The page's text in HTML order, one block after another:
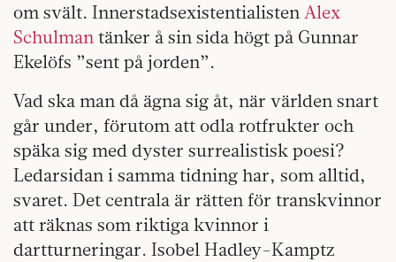
om svält. InnerstadsexistentialistenAlex
Schulmantänker å sin sida högt på Gunnar
Ekelöfs ”sent på jorden”.
Vad ska man då ägna sig åt, när världen snart
går under, förutom att odla rotfrukter och
späka sig med dyster surrealistisk poesi?
Ledarsidan i samma tidning har, som alltid,
svaret. Det centrala är rätten för transkvinnor
att räknas som riktiga kvinnor i
dartturneringar. Isobel Hadley-Kamptz